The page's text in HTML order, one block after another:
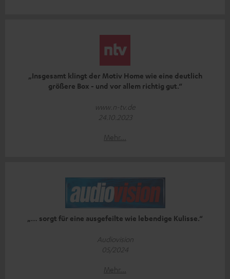
„Insgesamt klingt der Motiv Home wie eine deutlich
größere Box - und vor allem richtig gut.“
www.n-tv.de
24.10.2023
Mehr...
„… sorgt für eine ausgefeilte wie lebendige Kulisse.“
Audiovision
05/2024
Mehr...